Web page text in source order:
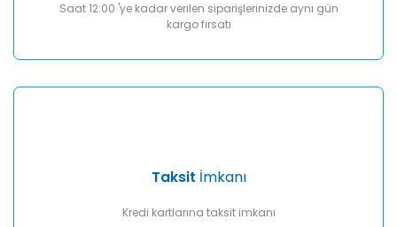
Saat 12:00 'ye kadar verilen siparişlerinizde aynı gün
kargo fırsatı
Taksit İmkanı
Kredi kartlarına taksit imkanı